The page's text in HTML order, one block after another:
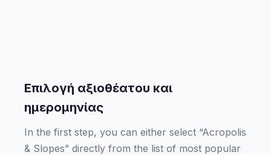
Επιλογή αξιοθέατου και
ημερομηνίας
In the first step, you can either select “Acropolis
& Slopes” directly from the list of most popular